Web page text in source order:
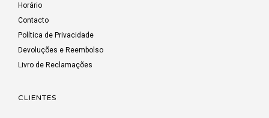
Horário
Contacto
Política de Privacidade
Devoluções e Reembolso
Livro de Reclamações
CLIENTES